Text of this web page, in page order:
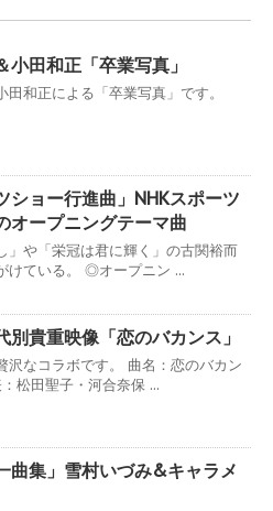
小田和正「卒業写真」
田和正による「卒業写真」です。
ショー行進曲」NHKスポーツ
オープニングテーマ曲
」や「栄冠は君に輝く」の古関裕而
けている。 ◎オープニン ...
別貴重映像「恋のバカンス」
沢なコラボです。 曲名：恋のバカン
松田聖子・河合奈保 ...
曲集」雪村いづみ&キャラメ